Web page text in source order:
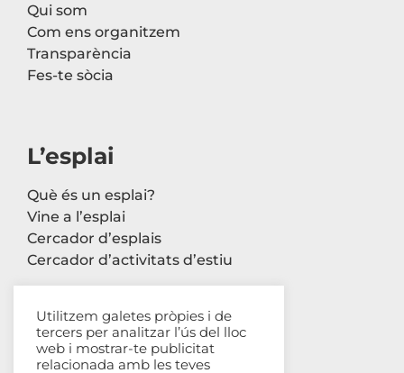
Qui som
Com ens organitzem
Transparència
Fes-te sòcia
L’esplai
Què és un esplai?
Vine a l’esplai
Cercador d’esplais
Cercador d’activitats d’estiu
Contacte
Utilitzem galetes pròpies i de
tercers per analitzar l’ús del lloc
web i mostrar-te publicitat
relacionada amb les teves